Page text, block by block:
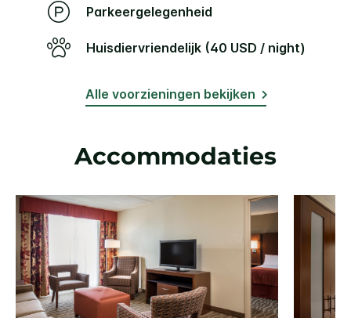
Parkeergelegenheid
Huisdiervriendelijk (40 USD / night)
Alle voorzieningen bekijken
Accommodaties